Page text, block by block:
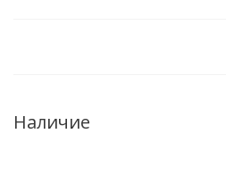
Наличие